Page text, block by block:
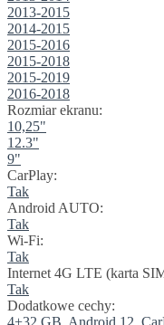
2013-2015
2014-2015
2015-2016
2015-2018
2015-2019
2016-2018
Rozmiar ekranu:
10,25"
12.3"
9"
CarPlay:
Tak
Android AUTO:
Tak
Wi-Fi:
Tak
Internet 4G LTE (karta
Tak
Dodatkowe cechy:
4+32 GB, Android 12,